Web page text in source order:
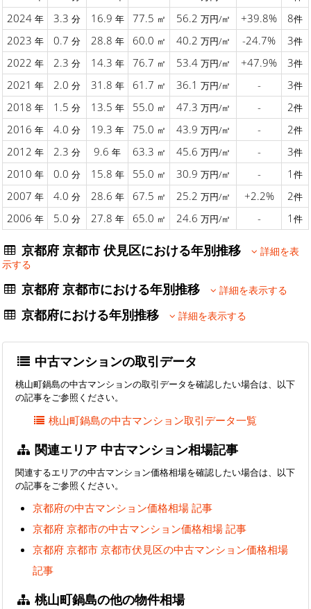
2024 年 3.3 分 16.9 年 77.5 ㎡ 56.2 万円/㎡ +39.8% 8件
2023 年 0.7 分 28.8 年 60.0 ㎡ 40.2 万円/㎡ -24.7% 3件
2022 年 2.3 分 14.3 年 76.7 ㎡ 53.4 万円/㎡ +47.9% 3件
2021 年 2.0 分 31.8 年 61.7 ㎡ 36.1 万円/㎡ - 3件
2018 年 1.5 分 13.5 年 55.0 ㎡ 47.3 万円/㎡ - 2件
2016 年 4.0 分 19.3 年 75.0 ㎡ 43.9 万円/㎡ - 2件
2012 年 2.3 分 9.6 年 63.3 ㎡ 45.6 万円/㎡ - 3件
2010 年 0.0 分 15.8 年 55.0 ㎡ 30.9 万円/㎡ - 1 件
2007 年 4.0 分 28.6 年 67.5 ㎡ 25.2 万円/㎡ +2.2% 2件
2006 年 5.0 分 27.8 年 65.0 ㎡ 24.6 万円/㎡ - 1 件
京都府 京都市 伏見区における年別推移
詳細を表
示する
京都府 京都市における年別推移 詳細を表示する
京都府における年別推移 詳細を表示する
中古マンションの取引データ
桃山町鍋島の中古マンションの取引データを確認したい場合は、以下
の記事をご参照ください。
桃山町鍋島の中古マンション取引データ一覧
関連エリア 中古マンション相場記事
関連するエリアの中古マンション価格相場を確認したい場合は、以下
の記事をご参照ください。
京都府の中古マンション価格相場 記事
京都府 京都市の中古マンション価格相場 記事
京都府 京都市 京都市伏見区の中古マンション価格相場
記事
桃山町鍋島の他の物件相場